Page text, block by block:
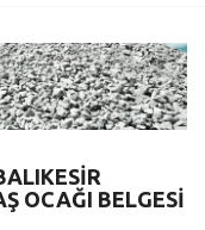
OCAĞI BELGESI